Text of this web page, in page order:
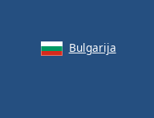
Bulgarija